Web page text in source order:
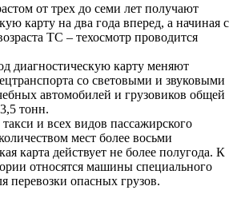
от трех до семи лет получают
карту на два года вперед, а начиная с
ТС – техосмотр проводится
диагностическую карту меняют
со световыми и звуковыми
автомобилей и грузовиков общей
тонн.
и всех видов пассажирского
мест более восьми
карта действует не более полугода. К
относятся машины специального
перевозки опасных грузов.